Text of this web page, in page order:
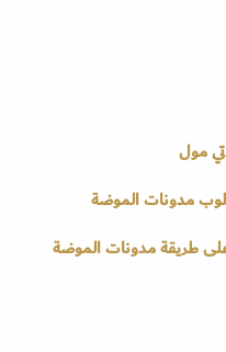
مول
مدونات الموضة
طريقة مدونات الموضة